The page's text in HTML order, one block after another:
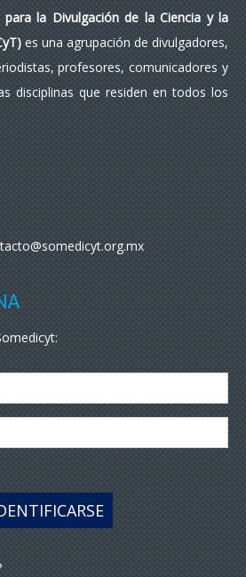
para la Divulgación de la Ciencia y la
es una agrupación de divulgadores,
profesores, comunicadores y
disciplinas que residen en todos los